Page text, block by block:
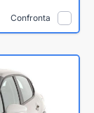
Confronta